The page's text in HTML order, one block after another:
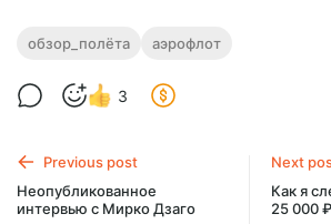
Обзор лучшего бизнес-
Мой честный опыт полёта + делюсь
обзор_полёта аэрофлот
3
Previous post
Неопубликованное
интервью с Мирко Дзаго
Next
Как я
25 000